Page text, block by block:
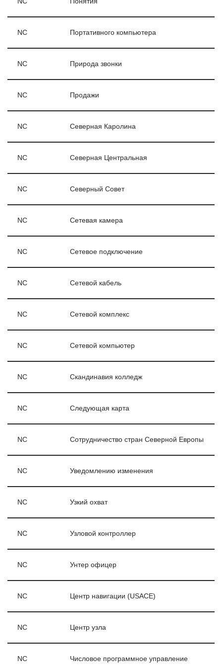
NC Портативного компьютера
NC Природа звонки
NC Продажи
NC Северная Каролина
NC Северная Центральная
NC Северный Совет
NC Сетевая камера
NC Сетевое подключение
NC Сетевой кабель
NC Сетевой комплекс
NC Сетевой компьютер
NC Скандинавия колледж
NC Следующая карта
NC Сотрудничество стран Северной Европы
NC Уведомлению изменения
NC Узкий охват
NC Узловой контроллер
NC Унтер офицер
NC Центр навигации (USACE)
NC Центр узла
NC Числовое программное управление